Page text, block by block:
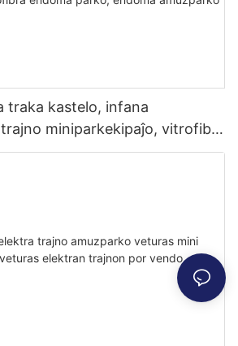
traka kastelo, infana
miniparkekipaĵo, vitrofibra
amuzparko